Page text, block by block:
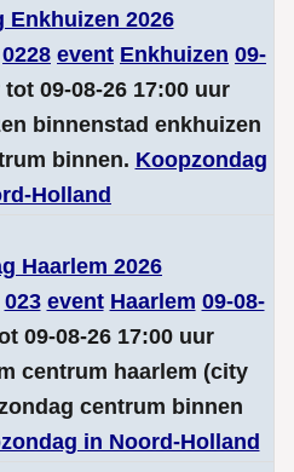
Enkhuizen 2026
0228 event Enkhuizen 09-
09-08-26 17:00 uur
binnenstad enkhuizen
binnen. Koopzondag
Holland
Haarlem 2026
023 event Haarlem 09-08-
09-08-26 17:00 uur
centrum haarlem (city
centrum binnen
in Noord-Holland